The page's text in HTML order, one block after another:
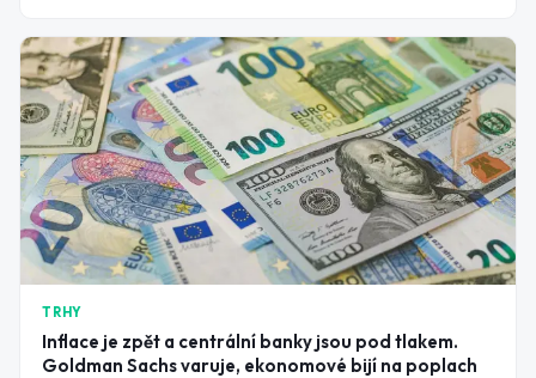
TRHY
Inflace je zpět a centrální banky jsou pod tlakem.
Goldman Sachs varuje, ekonomové bijí na poplach